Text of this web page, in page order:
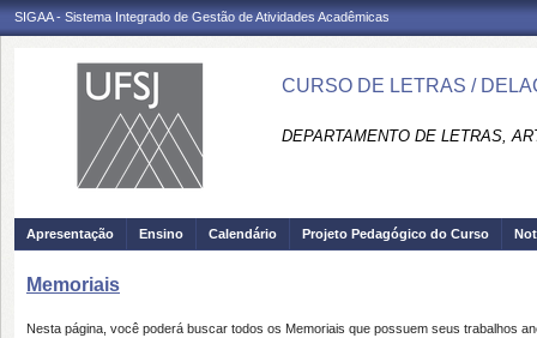
SIGAA - Sistema Integrado de Gestão de Atividades Acadêmicas
CURSO DE LETRAS /
DEPARTAMENTO DE LETRAS,
Apresentação Ensino Calendário Projeto Pedagógico do Curso
Memoriais
Nesta página, você poderá buscar todos os Memoriais que possuem seus trabalhos